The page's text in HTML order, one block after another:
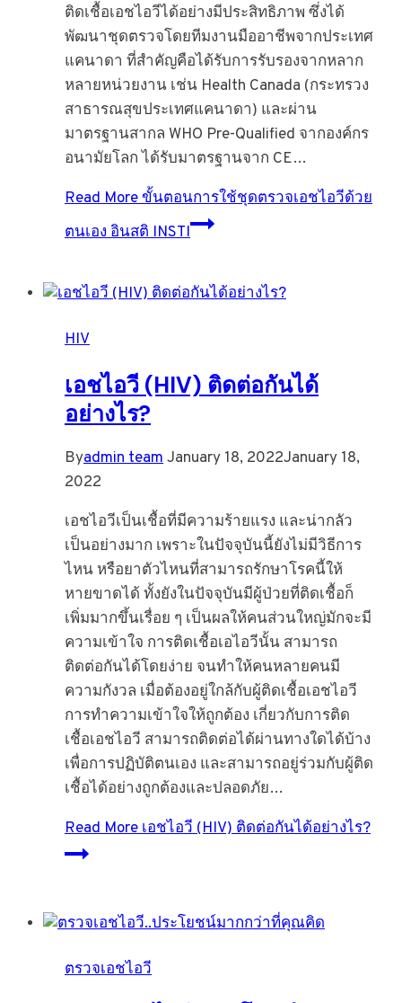
ติดเชื้อเอชไอวีได้อย่างมีประสิทธิภาพ ซึ่งได้
พัฒนาชุดตรวจโดยทีมงานมืออาชีพจากประเทศ
แคนาดา ที่สำคัญคือได้รับการรับรองจากหลาก
หลายหน่วยงาน เช่น Health Canada (กระทรวง
สาธารณสุขประเทศแคนาดา) และผ่าน
มาตรฐานสากล WHO Pre-Qualified จากองค์กร
อนามัยโลก ได้รับมาตรฐานจาก CE…
Read Moreขั้นตอนการใช้ชุดตรวจเอชไอวีด้วย
ตนเอง อินสติ INSTI
HIV
เอชไอวี (HIV) ติดต่อกันได้
อย่างไร?
Byadmin teamJanuary 18, 2022January 18,
2022
เอชไอวีเป็นเชื้อที่มีความร้ายแรง และน่ากลัว
เป็นอย่างมาก เพราะในปัจจุบันนี้ยังไม่มีวิธีการ
ไหน หรือยาตัวไหนที่สามารถรักษาโรคนี้ให้
หายขาดได้ ทั้งยังในปัจจุบันมีผู้ป่วยที่ติดเชื้อก็
เพิ่มมากขึ้นเรื่อย ๆ เป็นผลให้คนส่วนใหญ่มักจะมี
ความเข้าใจ การติดเชื้อเอไอวีนั้น สามารถ
ติดต่อกันได้โดยง่าย จนทำให้คนหลายคนมี
ความกังวล เมื่อต้องอยู่ใกล้กับผู้ติดเชื้อเอชไอวี
การทำความเข้าใจให้ถูกต้อง เกี่ยวกับการติด
เชื้อเอชไอวี สามารถติดต่อได้ผ่านทางใดได้บ้าง
เพื่อการปฏิบัติตนเอง และสามารถอยู่ร่วมกับผู้ติด
เชื้อได้อย่างถูกต้องและปลอดภัย…
Read Moreเอชไอวี (HIV) ติดต่อกันได้อย่างไร?
ตรวจเอชไอวี